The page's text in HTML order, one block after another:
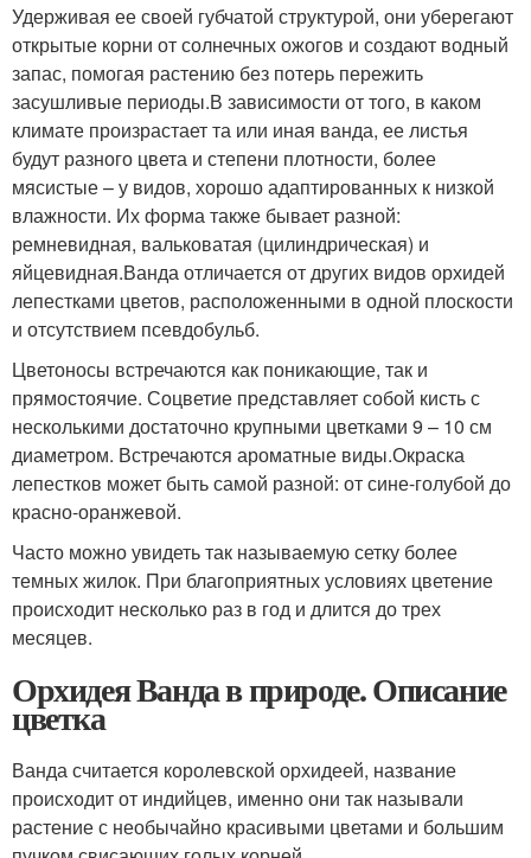
Удерживая ее своей губчатой структурой, они уберегают
открытые корни от солнечных ожогов и создают водный
запас, помогая растению без потерь пережить
засушливые периоды.В зависимости от того, в каком
климате произрастает та или иная ванда, ее листья
будут разного цвета и степени плотности, более
мясистые – у видов, хорошо адаптированных к низкой
влажности. Их форма также бывает разной:
ремневидная, вальковатая (цилиндрическая) и
яйцевидная.Ванда отличается от других видов орхидей
лепестками цветов, расположенными в одной плоскости
и отсутствием псевдобульб.
Цветоносы встречаются как поникающие, так и
прямостоячие. Соцветие представляет собой кисть с
несколькими достаточно крупными цветками 9 – 10 см
диаметром. Встречаются ароматные виды.Окраска
лепестков может быть самой разной: от сине-голубой до
красно-оранжевой.
Часто можно увидеть так называемую сетку более
темных жилок. При благоприятных условиях цветение
происходит несколько раз в год и длится до трех
месяцев.
Орхидея Ванда в природе. Описание
цветка
Ванда считается королевской орхидеей, название
происходит от индийцев, именно они так называли
растение с необычайно красивыми цветами и большим